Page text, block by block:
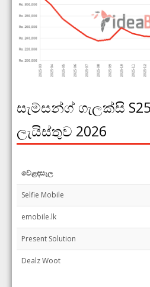
සැම්සන්ග් ගැලක්සි
ලැයිස්තුව 2026
වෙළඳසැල
Selfie Mobile
emobile.lk
Present Solution
Dealz Woot